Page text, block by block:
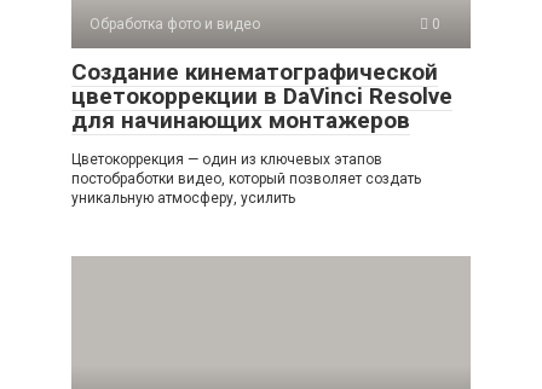
Обработка фото и видео 0
Создание кинематографической
цветокоррекции в DaVinci Resolve
для начинающих монтажеров
Цветокоррекция — один из ключевых этапов
постобработки видео, который позволяет создать
уникальную атмосферу, усилить